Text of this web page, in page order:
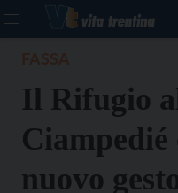
Il Rifugio
Ciampedié
nuovo